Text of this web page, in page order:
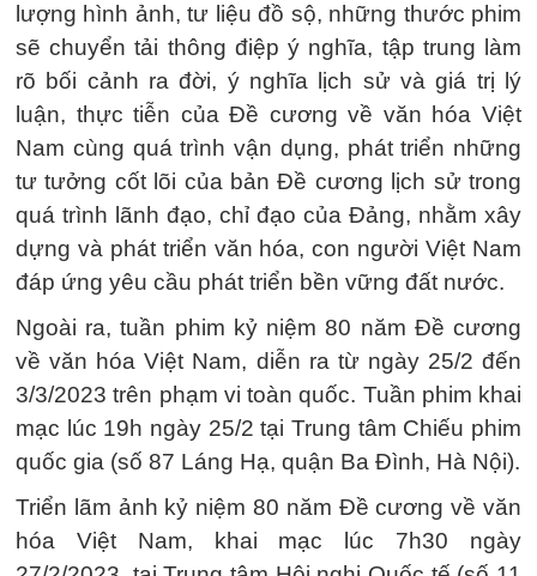
lượng hình ảnh, tư liệu đồ sộ, những thước phim
sẽ chuyển tải thông điệp ý nghĩa, tập trung làm
rõ bối cảnh ra đời, ý nghĩa lịch sử và giá trị lý
luận, thực tiễn của Đề cương về văn hóa Việt
Nam cùng quá trình vận dụng, phát triển những
tư tưởng cốt lõi của bản Đề cương lịch sử trong
quá trình lãnh đạo, chỉ đạo của Đảng, nhằm xây
dựng và phát triển văn hóa, con người Việt Nam
đáp ứng yêu cầu phát triển bền vững đất nước.
Ngoài ra, tuần phim kỷ niệm 80 năm Đề cương
về văn hóa Việt Nam, diễn ra từ ngày 25/2 đến
3/3/2023 trên phạm vi toàn quốc. Tuần phim khai
mạc lúc 19h ngày 25/2 tại Trung tâm Chiếu phim
quốc gia (số 87 Láng Hạ, quận Ba Đình, Hà Nội).
Triển lãm ảnh kỷ niệm 80 năm Đề cương về văn
hóa Việt Nam, khai mạc lúc 7h30 ngày